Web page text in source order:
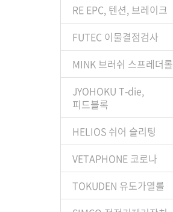
RE EPC, 텐션, 브레이크
FUTEC 이물결점검사
MINK 브러쉬 스프레더롤
JYOHOKU T-die,
피드블록
HELIOS 쉬어 슬리팅
VETAPHONE 코로나
TOKUDEN 유도가열롤